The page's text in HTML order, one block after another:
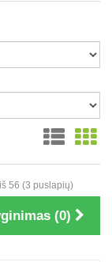
56 (3 puslapių)
(0)